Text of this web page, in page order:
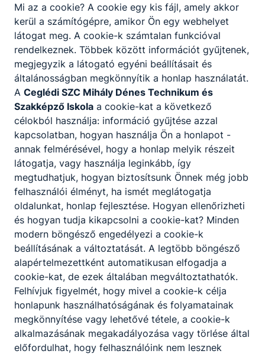
KORÁBBI ESEMÉNYEK
Nincsenek korábbi események
Partnereink
Mi az a cookie? A cookie egy kis fájl, amely akkor
kerül a számítógépre, amikor Ön egy webhelyet
látogat meg. A cookie-k számtalan funkcióval
rendelkeznek. Többek között információt gyűjtenek,
megjegyzik a látogató egyéni beállításait és
általánosságban megkönnyítik a honlap használatát.
A Ceglédi SZC Mihály Dénes Technikum és
Szakképző Iskola a cookie-kat a következő
célokból használja: információ gyűjtése azzal
kapcsolatban, hogyan használja Ön a honlapot -
annak felmérésével, hogy a honlap melyik részeit
látogatja, vagy használja leginkább, így
megtudhatjuk, hogyan biztosítsunk Önnek még jobb
felhasználói élményt, ha ismét meglátogatja
oldalunkat, honlap fejlesztése. Hogyan ellenőrizheti
és hogyan tudja kikapcsolni a cookie-kat? Minden
modern böngésző engedélyezi a cookie-k
beállításának a változtatását. A legtöbb böngésző
alapértelmezettként automatikusan elfogadja a
cookie-kat, de ezek általában megváltoztathatók.
Felhívjuk figyelmét, hogy mivel a cookie-k célja
honlapunk használhatóságának és folyamatainak
megkönnyítése vagy lehetővé tétele, a cookie-k
alkalmazásának megakadályozása vagy törlése által
előfordulhat, hogy felhasználóink nem lesznek